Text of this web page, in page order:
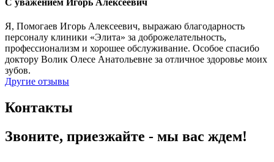
Я, Помогаев Игорь Алексеевич, выражаю благодарность
персоналу клиники «Элита» за доброжелательность,
профессионализм и хорошее обслуживание. Особое спасибо
доктору Волик Олесе Анатольевне за отличное здоровье моих
зубов.
Другие отзывы
Контакты
Звоните, приезжайте - мы вас ждем!